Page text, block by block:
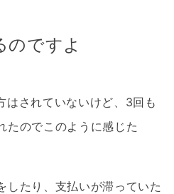
のですよ
されていないけど、3回も
たのでこのように感じた
したり、支払いが滞っていた